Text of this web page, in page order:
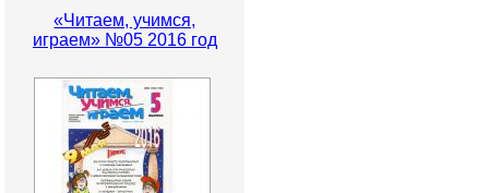
«Читаем, учимся,
играем» №05 2016 год